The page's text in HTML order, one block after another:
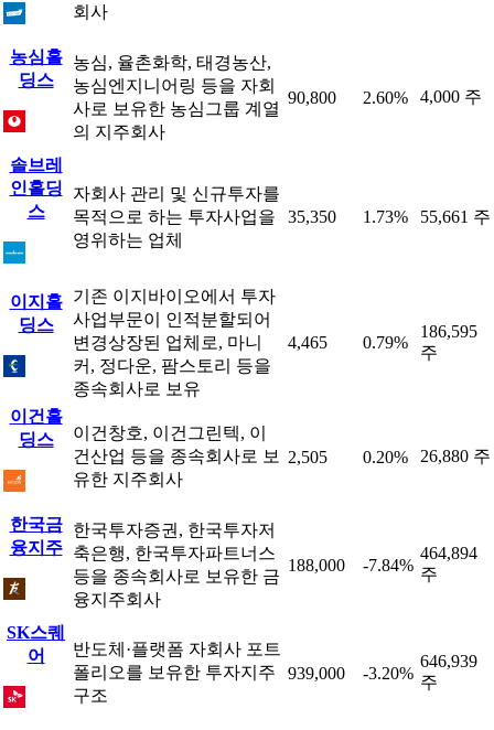
회사
농심홀
딩스
농심, 율촌화학, 태경농산,
농심엔지니어링 등을 자회
사로 보유한 농심그룹 계열
의 지주회사
90,800 2.60% 4,000 주
솔브레
인홀딩
스
자회사 관리 및 신규투자를
목적으로 하는 투자사업을
영위하는 업체
35,350 1.73% 55,661 주
이지홀
딩스
기존 이지바이오에서 투자
사업부문이 인적분할되어
변경상장된 업체로, 마니
커, 정다운, 팜스토리 등을
종속회사로 보유
4,465 0.79%
186,595
주
이건홀
딩스
이건창호, 이건그린텍, 이
건산업 등을 종속회사로 보
유한 지주회사
2,505 0.20% 26,880 주
한국금
융지주
한국투자증권, 한국투자저
축은행, 한국투자파트너스
등을 종속회사로 보유한 금
융지주회사
188,000 -7.84%
464,894
주
SK스퀘
어
반도체·플랫폼 자회사 포트
폴리오를 보유한 투자지주
구조
939,000 -3.20%
646,939
주